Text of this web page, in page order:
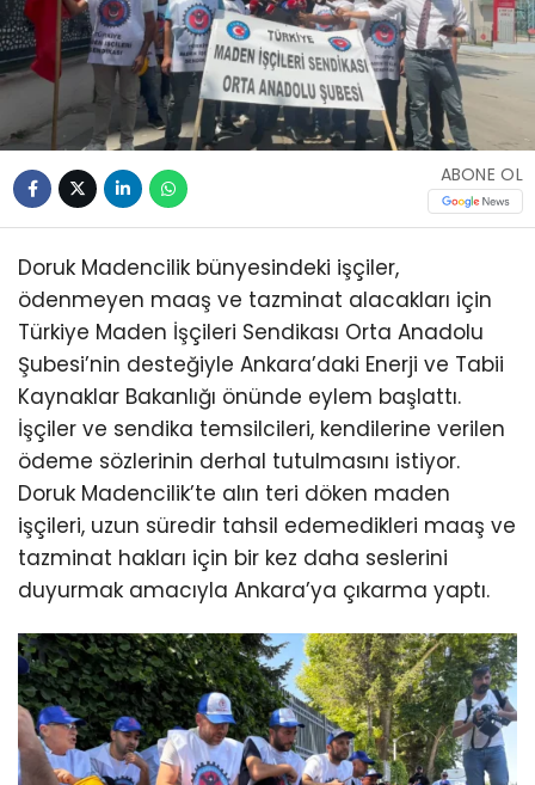
ABONE OL
Doruk Madencilik bünyesindeki işçiler,
ödenmeyen maaş ve tazminat alacakları için
Türkiye Maden İşçileri Sendikası Orta Anadolu
Şubesi’nin desteğiyle Ankara’daki Enerji ve Tabii
Kaynaklar Bakanlığı önünde eylem başlattı.
İşçiler ve sendika temsilcileri, kendilerine verilen
ödeme sözlerinin derhal tutulmasını istiyor.
Doruk Madencilik’te alın teri döken maden
işçileri, uzun süredir tahsil edemedikleri maaş ve
tazminat hakları için bir kez daha seslerini
duyurmak amacıyla Ankara’ya çıkarma yaptı.